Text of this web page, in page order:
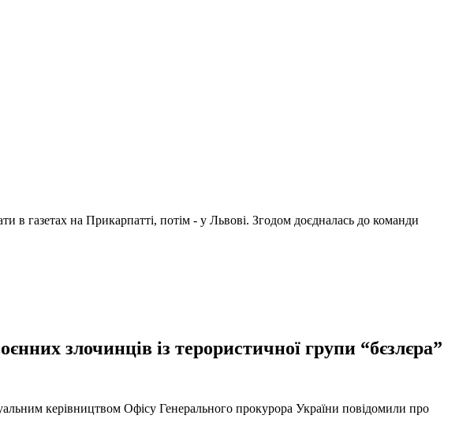
в газетах на Прикарпатті, потім - у Львові. Згодом доєдналась до команди
злочинців із терористичної групи “бєзлєра”
керівництвом Офісу Генерального прокурора України повідомили про